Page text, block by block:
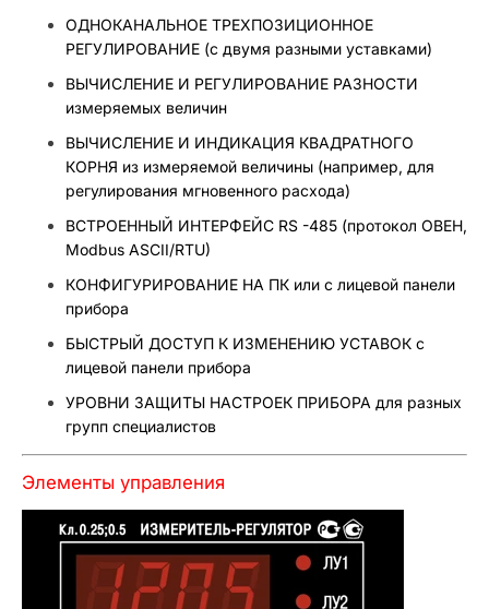
ОДНОКАНАЛЬНОЕ ТРЕХПОЗИЦИОННОЕ
РЕГУЛИРОВАНИЕ (с двумя разными уставками)
ВЫЧИСЛЕНИЕ И РЕГУЛИРОВАНИЕ РАЗНОСТИ
измеряемых величин
ВЫЧИСЛЕНИЕ И ИНДИКАЦИЯ КВАДРАТНОГО
КОРНЯ из измеряемой величины (например, для
регулирования мгновенного расхода)
ВСТРОЕННЫЙ ИНТЕРФЕЙС RS -485 (протокол ОВЕН,
Modbus ASCII/RTU)
КОНФИГУРИРОВАНИЕ НА ПК или с лицевой панели
прибора
БЫСТРЫЙ ДОСТУП К ИЗМЕНЕНИЮ УСТАВОК с
лицевой панели прибора
УРОВНИ ЗАЩИТЫ НАСТРОЕК ПРИБОРА для разных
групп специалистов
Элементы управления